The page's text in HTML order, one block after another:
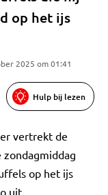
op het ijs
2025 om 01:41
Hulp bij lezen
vertrekt de
op het ijs
uit.